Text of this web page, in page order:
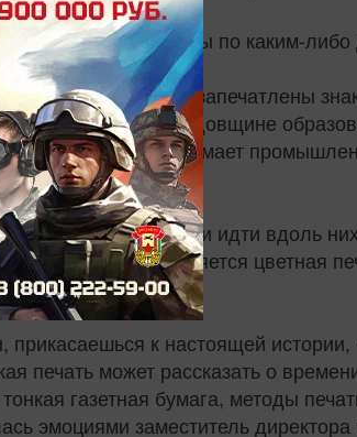
рода и запросы по каким-
на которых запечатлены
2-й годовщине
Татарстана занимает
газет. Если идти вдоль
затем появляется цветная
к настоящей истории,
печать может рассказать о
газетная бумага, методы
эмоциями заместитель